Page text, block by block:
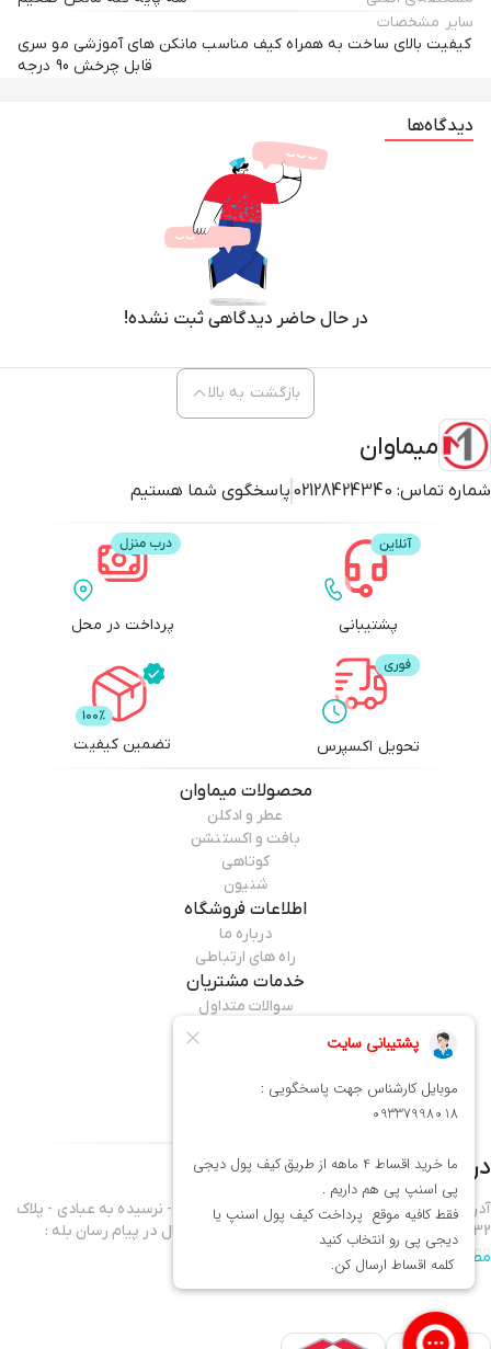
سایر مشخصات
کیفیت بالای ساخت به همراه کیف مناسب مانکن های آموزشی مو سری
قابل چرخش 90 درجه
دیدگاه‌ها
در حال حاضر دیدگاهی ثبت نشده!
میماوان
شماره تماس: 02128424340 پاسخگوی شما هستیم
بازگشت به بالا
پشتیبانی پرداخت در محل
تحویل اکسپرس تضمین کیفیت
محصولاتمیماوان
عطر و ادکلن
بافت و اکستنشن
کوتاهی
شنیون
اطلاعات فروشگاه
درباره ما
راه های ارتباطی
خدمات مشتریان
سوالات متداول
قوانین مرجوعی
همراه ما باشید
درباره فروشگاهمیماوان
آدرس فروشگاه : تهران - نارمک خیابان فرجام غربی - نرسیده به عبادی - پلاک
432 موبایل واحد فروش 09337998018 - آدرس کانال در پیام رسان بله :
mima1shop
سلام ورود شما همراهان عزیز را به میماوان،فروشگاه آنلاین آرایشگاهی خوش
مطالعه بیشتر